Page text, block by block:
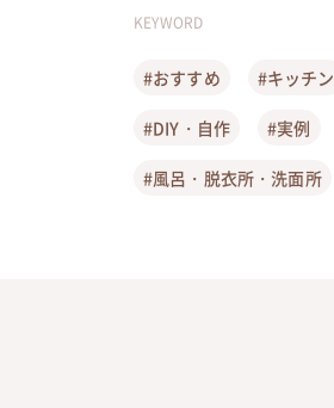
KEYWORD
#おすすめ #キッチン
#DIY・自作 #実例
#風呂・脱衣所・洗面所